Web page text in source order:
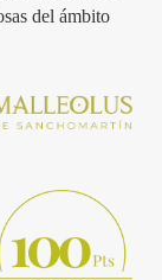
del ámbito